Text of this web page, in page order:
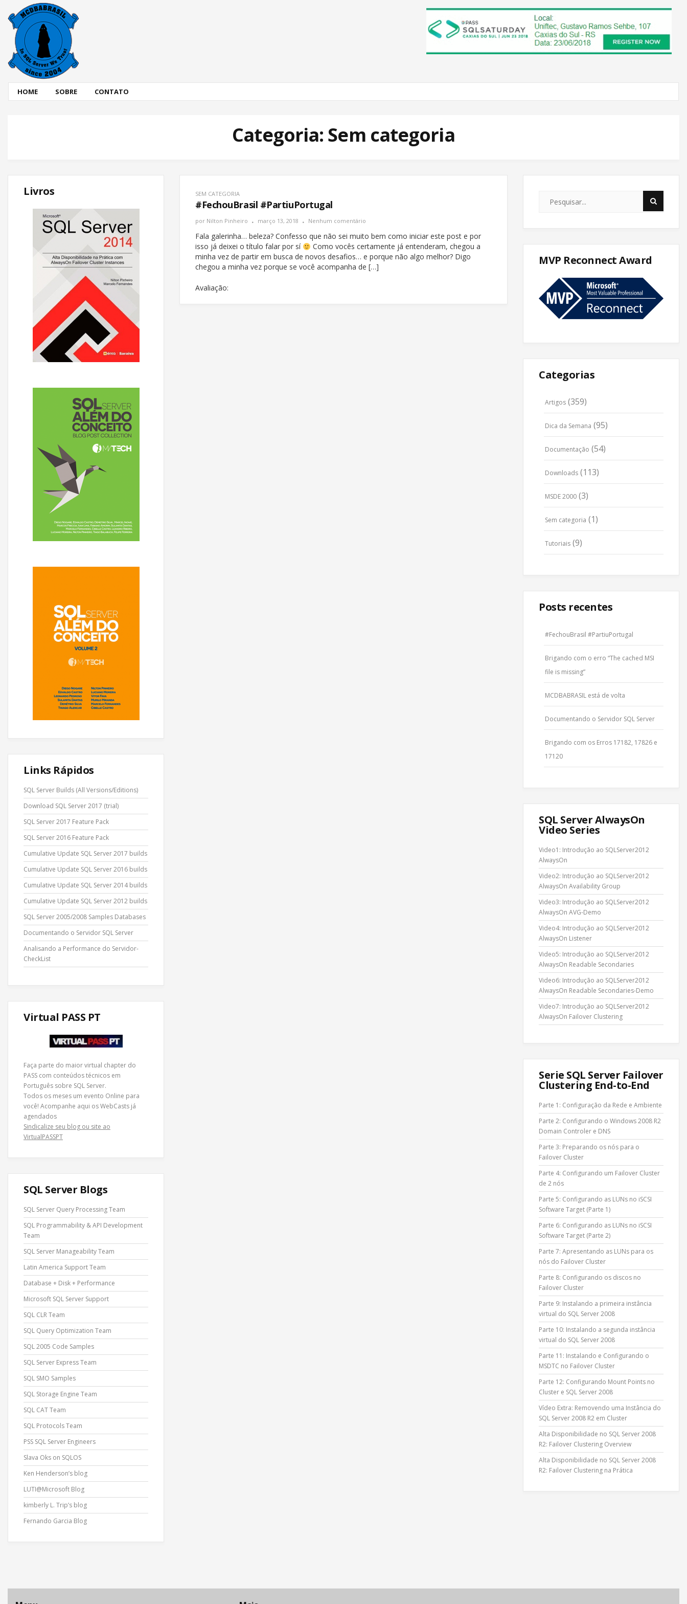
HOME SOBRE CONTATO
Categoria: Sem categoria
Livros
Links Rápidos
SQL Server Builds (All Versions/Editions)
Download SQL Server 2017 (trial)
SQL Server 2017 Feature Pack
SQL Server 2016 Feature Pack
Cumulative Update SQL Server 2017 builds
Cumulative Update SQL Server 2016 builds
Cumulative Update SQL Server 2014 builds
Cumulative Update SQL Server 2012 builds
SQL Server 2005/2008 Samples Databases
Documentando o Servidor SQL Server
Analisando a Performance do Servidor-
CheckList
Virtual PASS PT
Faça parte do maior virtual chapter do
PASS com conteúdos técnicos em
Português sobre SQL Server.
Todos os meses um evento Online para
você! Acompanhe aqui os WebCasts já
agendados
Sindicalize seu blog ou site ao
VirtualPASSPT
SQL Server Blogs
SQL Server Query Processing Team
SQL Programmability & API Development
Team
SQL Server Manageability Team
Latin America Support Team
Database + Disk + Performance
Microsoft SQL Server Support
SQL CLR Team
SQL Query Optimization Team
SQL 2005 Code Samples
SQL Server Express Team
SQL SMO Samples
SQL Storage Engine Team
SQL CAT Team
SQL Protocols Team
PSS SQL Server Engineers
Slava Oks on SQLOS
Ken Henderson’s blog
LUTI@Microsoft Blog
kimberly L. Trip’s blog
Fernando Garcia Blog
SEM CATEGORIA
#FechouBrasil #PartiuPortugal
por Nilton Pinheiro março 13, 2018 Nenhum comentário
Fala galerinha… beleza? Confesso que não sei muito bem como iniciar este post e por
isso já deixei o título falar por sí
Como vocês certamente já entenderam, chegou a
minha vez de partir em busca de novos desafios… e porque não algo melhor? Digo
chegou a minha vez porque se você acompanha de […]
Avaliação:
MVP Reconnect Award
Categorias
Artigos (359)
Dica da Semana (95)
Documentação (54)
Downloads (113)
MSDE 2000 (3)
Sem categoria (1)
Tutoriais (9)
Posts recentes
#FechouBrasil #PartiuPortugal
Brigando com o erro “The cached MSI
file is missing”
MCDBABRASIL está de volta
Documentando o Servidor SQL Server
Brigando com os Erros 17182, 17826 e
17120
SQL Server AlwaysOn
Video Series
Video1: Introdução ao SQLServer2012
AlwaysOn
Video2: Introdução ao SQLServer2012
AlwaysOn Availability Group
Video3: Introdução ao SQLServer2012
AlwaysOn AVG-Demo
Video4: Introdução ao SQLServer2012
AlwaysOn Listener
Video5: Introdução ao SQLServer2012
AlwaysOn Readable Secondaries
Video6: Introdução ao SQLServer2012
AlwaysOn Readable Secondaries-Demo
Video7: Introdução ao SQLServer2012
AlwaysOn Failover Clustering
Serie SQL Server Failover
Clustering End-to-End
Parte 1: Configuração da Rede e Ambiente
Parte 2: Configurando o Windows 2008 R2
Domain Controler e DNS
Parte 3: Preparando os nós para o
Failover Cluster
Parte 4: Configurando um Failover Cluster
de 2 nós
Parte 5: Configurando as LUNs no iSCSI
Software Target (Parte 1)
Parte 6: Configurando as LUNs no iSCSI
Software Target (Parte 2)
Parte 7: Apresentando as LUNs para os
nós do Failover Cluster
Parte 8: Configurando os discos no
Failover Cluster
Parte 9: Instalando a primeira instância
virtual do SQL Server 2008
Parte 10: Instalando a segunda instância
virtual do SQL Server 2008
Parte 11: Instalando e Configurando o
MSDTC no Failover Cluster
Parte 12: Configurando Mount Points no
Cluster e SQL Server 2008
Vídeo Extra: Removendo uma Instância do
SQL Server 2008 R2 em Cluster
Alta Disponibilidade no SQL Server 2008
R2: Failover Clustering Overview
Alta Disponibilidade no SQL Server 2008
R2: Failover Clustering na Prática